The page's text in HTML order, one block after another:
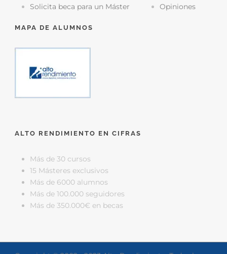
Solicita beca para un Máster
Opiniones
MAPA DE ALUMNOS
ALTO RENDIMIENTO EN CIFRAS
Más de 30 cursos
15 Másteres exclusivos
Más de 6000 alumnos
Más de 100.000 seguidores
Más de 350.000€ en becas